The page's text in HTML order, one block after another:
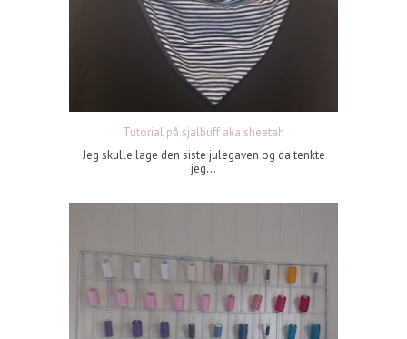
Tutorial på sjalbuff aka sheetah
Jeg skulle lage den siste julegaven og da tenkte
jeg...